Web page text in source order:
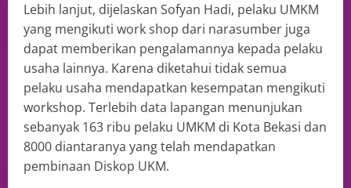
Lebih lanjut, dijelaskan Sofyan Hadi, pelaku UMKM
yang mengikuti work shop dari narasumber juga
dapat memberikan pengalamannya kepada pelaku
usaha lainnya. Karena diketahui tidak semua
pelaku usaha mendapatkan kesempatan mengikuti
workshop. Terlebih data lapangan menunjukan
sebanyak 163 ribu pelaku UMKM di Kota Bekasi dan
8000 diantaranya yang telah mendapatkan
pembinaan Diskop UKM.